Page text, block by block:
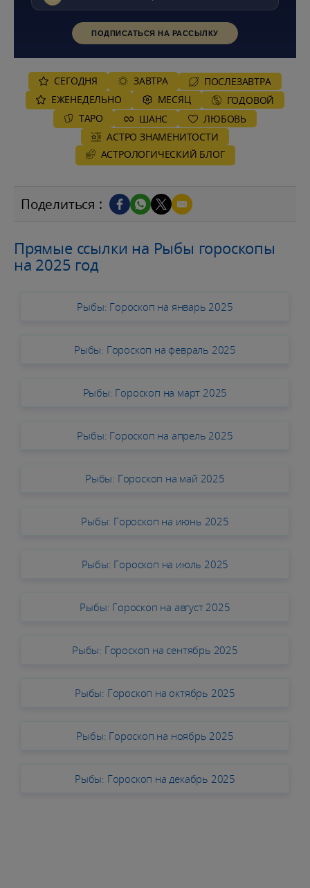
ПОДПИСАТЬСЯ НА РАССЫЛКУ
СЕГОДНЯ ЗАВТРА
ПОСЛЕЗАВТРА
ЕЖЕНЕДЕЛЬНО
MЕСЯЦ
ГОДОВОЙ
ТАРО
ШАНС
ЛЮБОВЬ
АСТРО ЗНАМЕНИТОСТИ
AСТРОЛОГИЧЕСКИЙ БЛОГ
Поделиться :
Прямые ссылки на Рыбы гороскопы
на 2025 год
Рыбы: Гороскоп на январь 2025
Рыбы: Гороскоп на февраль 2025
Рыбы: Гороскоп на март 2025
Рыбы: Гороскоп на апрель 2025
Рыбы: Гороскоп на май 2025
Рыбы: Гороскоп на июнь 2025
Рыбы: Гороскоп на июль 2025
Рыбы: Гороскоп на август 2025
Рыбы: Гороскоп на сентябрь 2025
Рыбы: Гороскоп на октябрь 2025
Рыбы: Гороскоп на ноябрь 2025
Рыбы: Гороскоп на декабрь 2025